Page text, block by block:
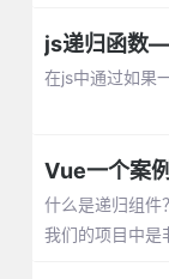
js递归函数
在js中通过如果
Vue一个案
什么是递归组件
我们的项目中是